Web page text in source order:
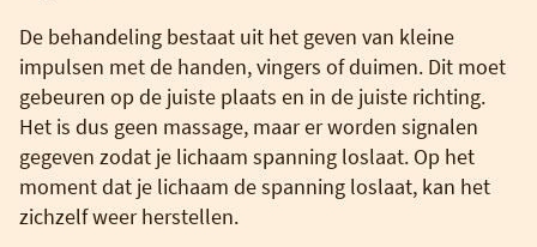
De behandeling bestaat uit het geven van kleine
impulsen met de handen, vingers of duimen. Dit moet
gebeuren op de juiste plaats en in de juiste richting.
Het is dus geen massage, maar er worden signalen
gegeven zodat je lichaam spanning loslaat. Op het
moment dat je lichaam de spanning loslaat, kan het
zichzelf weer herstellen.